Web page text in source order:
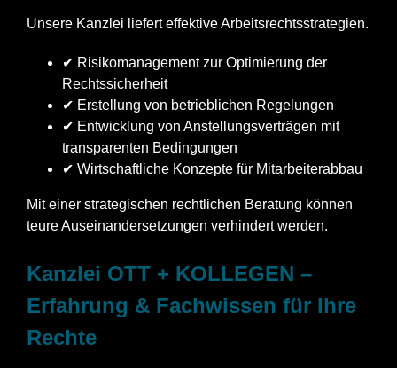
Unsere Kanzlei liefert effektive Arbeitsrechtsstrategien.
✔ Risikomanagement zur Optimierung der
Rechtssicherheit
✔ Erstellung von betrieblichen Regelungen
✔ Entwicklung von Anstellungsverträgen mit
transparenten Bedingungen
✔ Wirtschaftliche Konzepte für Mitarbeiterabbau
Mit einer strategischen rechtlichen Beratung können
teure Auseinandersetzungen verhindert werden.
Kanzlei OTT + KOLLEGEN –
Erfahrung & Fachwissen für Ihre
Rechte